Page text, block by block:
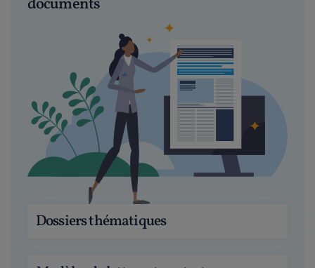
documents
Dossiers thématiques